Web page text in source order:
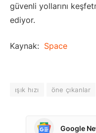
güvenli yollarını
ediyor.
Kaynak: Space
ışık hızı öne çıkanlar
Google